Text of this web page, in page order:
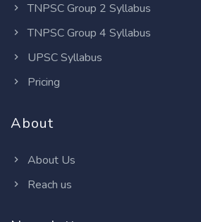
TNPSC Group 2 Syllabus
TNPSC Group 4 Syllabus
UPSC Syllabus
Pricing
About
About Us
Reach us